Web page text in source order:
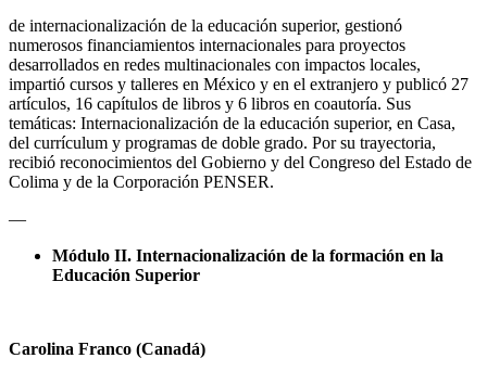
de internacionalización de la educación superior, gestionó
numerosos financiamientos internacionales para proyectos
desarrollados en redes multinacionales con impactos locales,
impartió cursos y talleres en México y en el extranjero y publicó 27
artículos, 16 capítulos de libros y 6 libros en coautoría. Sus
temáticas: Internacionalización de la educación superior, en Casa,
del currículum y programas de doble grado. Por su trayectoria,
recibió reconocimientos del Gobierno y del Congreso del Estado de
Colima y de la Corporación PENSER.
—
Módulo II. Internacionalización de la formación en la
Educación Superior
Carolina Franco (Canadá)